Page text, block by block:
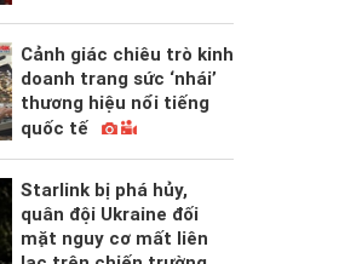
Cảnh giác chiêu trò kinh
doanh trang sức ‘nhái’
thương hiệu nổi tiếng
quốc tế
Starlink bị phá hủy,
quân đội Ukraine đối
mặt nguy cơ mất liên